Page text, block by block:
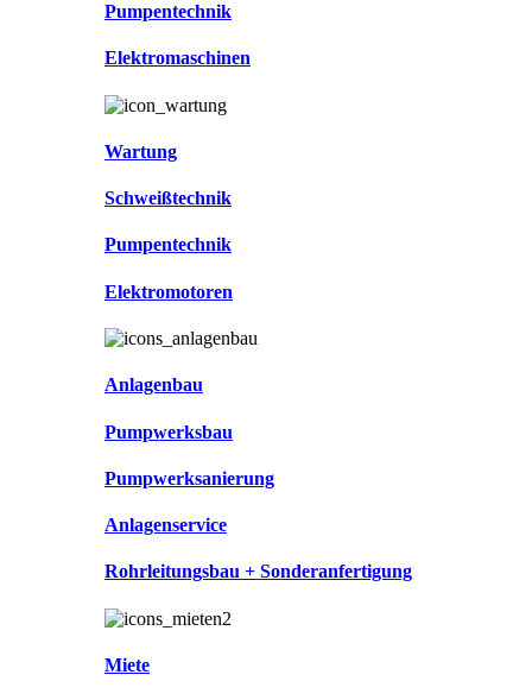
Pumpentechnik
Elektromaschinen
Wartung
Schweißtechnik
Pumpentechnik
Elektromotoren
Anlagenbau
Pumpwerksbau
Pumpwerksanierung
Anlagenservice
Rohrleitungsbau + Sonderanfertigung
Miete